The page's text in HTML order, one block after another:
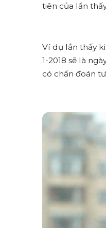
tiên của lần
Ví dụ lần thấy
1-2018 sẽ là
có chẩn đoán